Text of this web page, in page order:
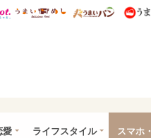
あ総研 ディズニー特集
mimot. うまいめし うま
愛 ライフスタイル スマホ